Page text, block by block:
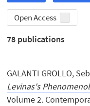
Open Access
78 publications
GALANTI GROLLO,
Levinas's
Volume 2.